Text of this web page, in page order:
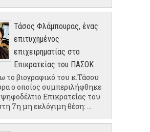
Τάσος Φλάμπουρας, ένας
επιτυχημένος
επιχειρηματίας στο
Επικρατείας του ΠΑΣΟΚ
το βιογραφικό του κ.Τάσου
ο οποίος συμπεριλήφθηκε
Επικρατείας του
7η μη εκλόγιμη θέση: ...